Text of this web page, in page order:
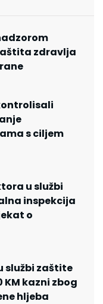
zdravlja
s ciljem
u službi
inspekcija
o
službi zaštite
kazni zbog
hljeba